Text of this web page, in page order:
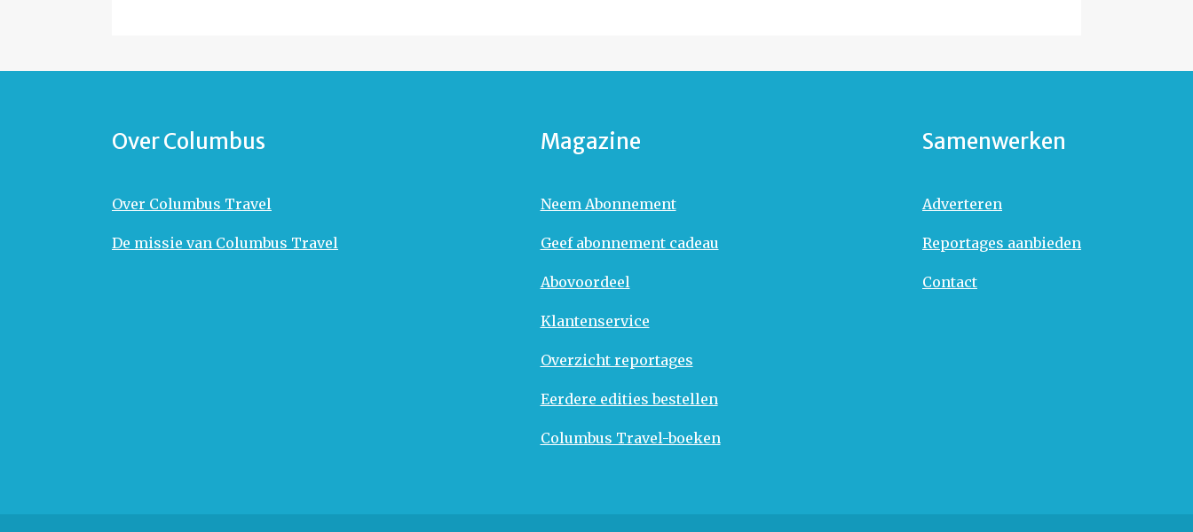
Over Columbus
Over Columbus Travel
De missie van Columbus Travel
Magazine
Neem Abonnement
Geef abonnement cadeau
Abovoordeel
Klantenservice
Overzicht reportages
Eerdere edities bestellen
Columbus Travel-boeken
Samenwerken
Adverteren
Reportages aanbieden
Contact